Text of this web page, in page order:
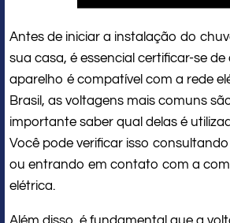
Antes de iniciar a instalação do
sua casa, é essencial certificar-se
aparelho é compatível com a rede
Brasil, as voltagens mais comuns
importante saber qual delas é
Você pode verificar isso
ou entrando em contato com a
elétrica.